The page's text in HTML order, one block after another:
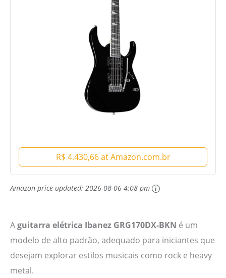
R$ 4.430,66 at Amazon.com.br
Amazon price updated: 2026-08-06 4:08 pm
Aguitarra elétrica Ibanez GRG170DX-BKN é um
modelo de alto padrão, adequado para iniciantes que
desejam explorar estilos musicais como rock e heavy
metal.